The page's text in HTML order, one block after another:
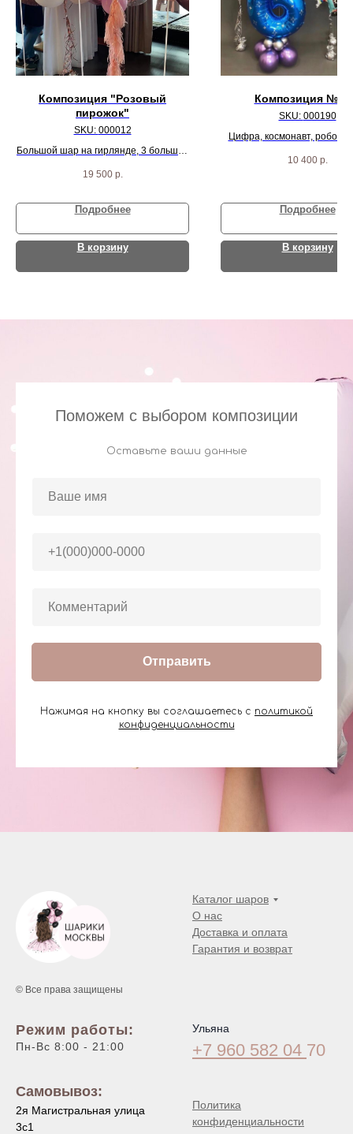
Композиция "Розовый
пирожок"
SKU: 000012
Большой шар на гирлянде, 3 больших
сердце, 2 облака и 28 разных шариков
19 500 р.
Подробнее
В корзину
Композиция №
SKU: 000190
Цифра, космонавт, робот,
10 400 р.
Подробнее
В корзину
Поможем с выбором композиции
Оставьте ваши данные
Отправить
Нажимая на кнопку вы соглашаетесь с политикой
конфиденциальности
© Все права защищены
Каталог шаров
О нас
Доставка и оплата
Гарантия и возврат
Режим работы:
Пн-Вс 8:00 - 21:00
Самовывоз:
2я Магистральная улица
3с1
Ульяна
+7 960 582 04 70
Политика
конфиденциальности